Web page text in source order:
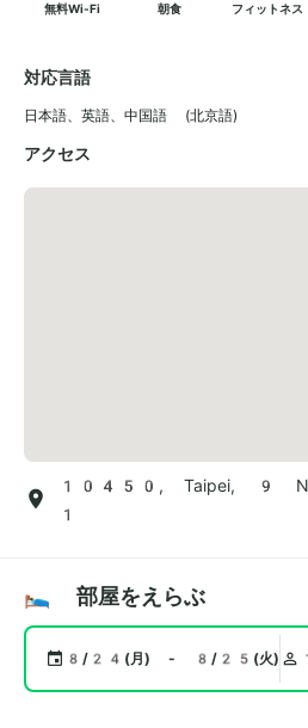
無料Wi-Fi 朝食 フィットネス
対応言語
日本語、 英語、 中国語 (北京語)
アクセス
10450, Taipei, 9
1
🛌 部屋をえらぶ
8/24(月) - 8/25(火)